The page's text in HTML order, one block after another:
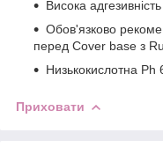
Висока адгезивність
Обов'язково
перед Cover base з
Низькокислотна Ph
Приховати